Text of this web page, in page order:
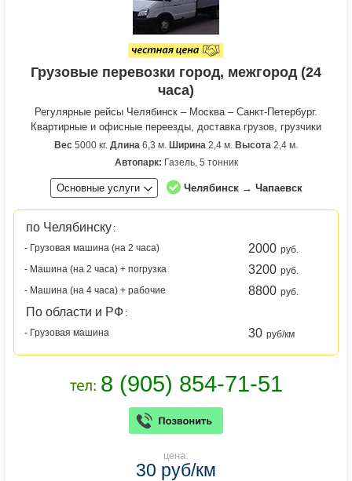
Грузовые перевозки город, межгород (24
часа)
Регулярные рейсы Челябинск – Москва – Санкт-Петербург.
Квартирные и офисные переезды, доставка грузов, грузчики
Вес 5000 кг. Длина 6,3 м. Ширина 2,4 м. Высота 2,4 м.
Автопарк: Газель, 5 тонник
Основные услуги Челябинск → Чапаевск
по Челябинску :
- Грузовая машина (на 2 часа)
2000 руб.
- Машина (на 2 часа) + погрузка
3200 руб.
- Машина (на 4 часа) + рабочие
8800 руб.
По области и РФ :
- Грузовая машина
30 руб/км
цена:
30 руб/км